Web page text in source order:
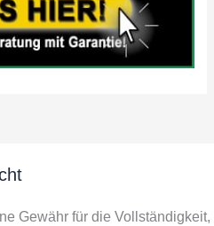
Gewähr für die Vollständigkeit,